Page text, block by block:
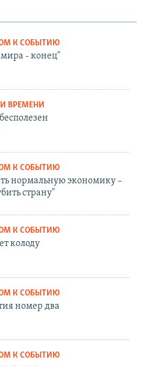
К СОБЫТИЮ
мира - конец"
ВРЕМЕНИ
К СОБЫТИЮ
нормальную экономику –
страну"
К СОБЫТИЮ
колоду
К СОБЫТИЮ
номер два
К СОБЫТИЮ